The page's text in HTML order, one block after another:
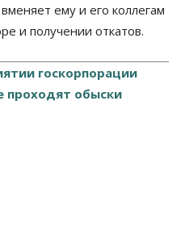
ему и его коллегам
и получении откатов.